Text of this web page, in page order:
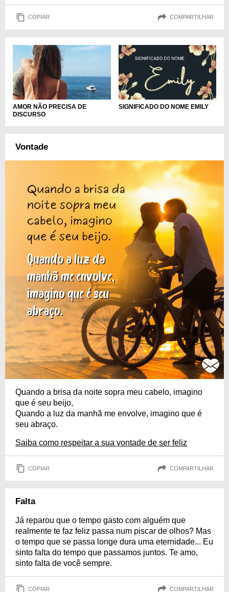
COPIAR COMPARTILHAR
AMOR NÃO PRECISA DE
DISCURSO
SIGNIFICADO DO NOME EMILY
Vontade
Quando a brisa da noite sopra meu cabelo, imagino
que é seu beijo,
Quando a luz da manhã me envolve, imagino que é
seu abraço.
Saiba como respeitar a sua vontade de ser feliz
COPIAR COMPARTILHAR
Falta
Já reparou que o tempo gasto com alguém que
realmente te faz feliz passa num piscar de olhos? Mas
o tempo que se passa longe dura uma eternidade... Eu
sinto falta do tempo que passamos juntos. Te amo,
sinto falta de você sempre.
COPIAR COMPARTILHAR